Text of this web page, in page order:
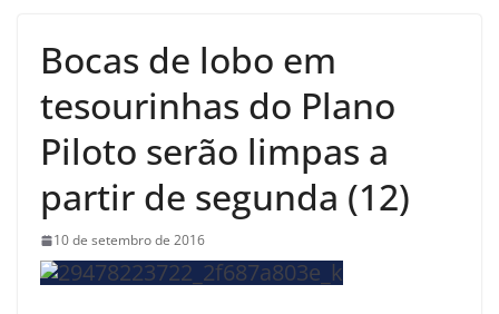
Bocas de lobo em
tesourinhas do Plano
Piloto serão limpas a
partir de segunda (12)
10 de setembro de 2016